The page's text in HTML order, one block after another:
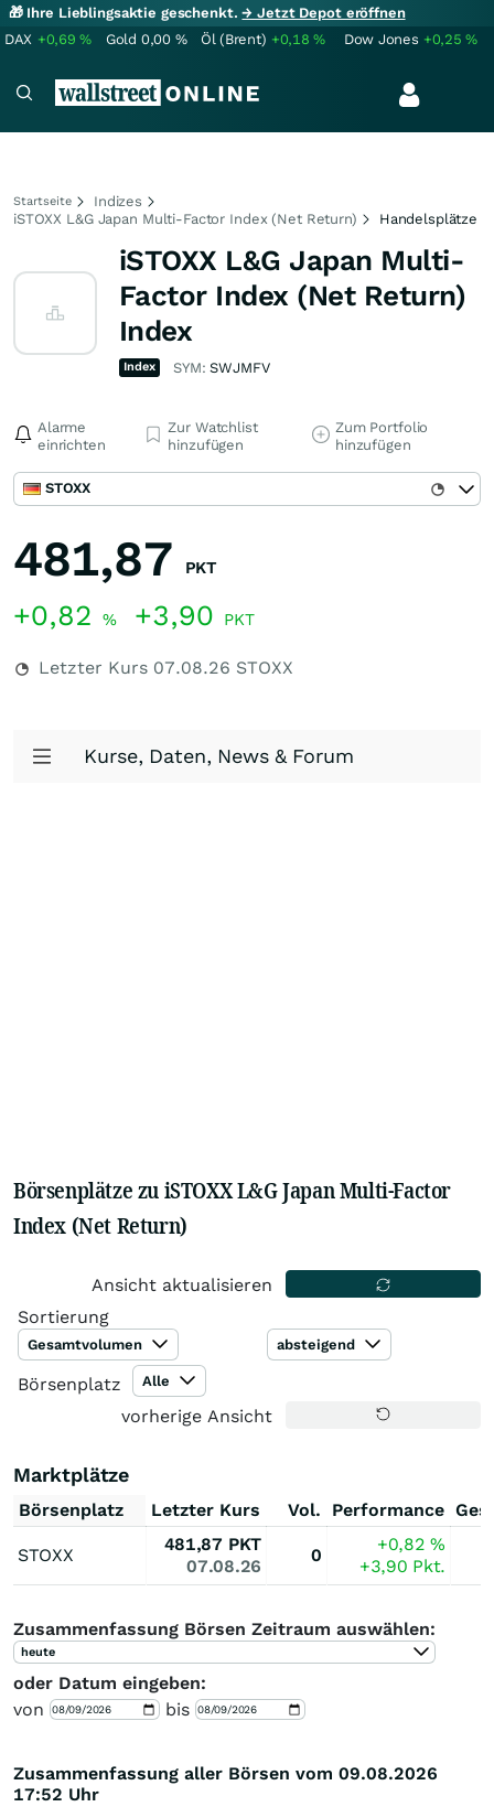
🎁 Ihre Lieblingsaktie geschenkt.→ Jetzt Depot eröffnen
DAX +0,69% Gold 0,00 % Öl (Brent) +0,18% Dow Jones +0,25%
Startseite
Indizes
iSTOXX L&G Japan Multi-Factor Index (Net Return)
Handelsplätze
iSTOXX L&G Japan Multi-
Factor Index (Net Return)
Index
Index SYM:SWJMFV
Alarme
einrichten
Zur Watchlist
hinzufügen
Zum Portfolio
hinzufügen
STOXX
481,87 PKT
+0,82 % +3,90 PKT
Letzter Kurs 07.08.26 STOXX
Kurse, Daten, News & Forum
Börsenplätze zu iSTOXX L&G Japan Multi-Factor
Index (Net Return)
Ansicht aktualisieren
Sortierung
Gesamtvolumen absteigend
Börsenplatz Alle
vorherige Ansicht
Marktplätze
Börsenplatz Letzter Kurs Vol. Performance
STOXX
481,87 PKT
07.08.26
0
+0,82%
+3,90 Pkt.
Zusammenfassung Börsen Zeitraum auswählen:
heute
oder Datum eingeben:
von
bis
Zusammenfassung aller Börsen vom 09.08.2026
17:52 Uhr